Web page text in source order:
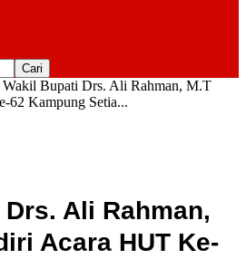
Wakil Bupati Drs. Ali Rahman, M.T
62 Kampung Setia...
Ali Rahman,
Acara HUT Ke-